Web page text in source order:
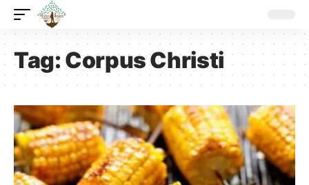
Tag:Corpus Christi